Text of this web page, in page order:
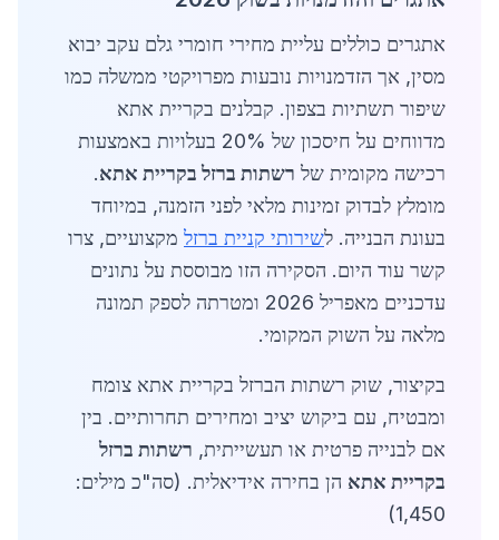
אתגרים כוללים עליית מחירי חומרי גלם עקב יבוא
מסין, אך הזדמנויות נובעות מפרויקטי ממשלה כמו
שיפור תשתיות בצפון. קבלנים בקריית אתא
מדווחים על חיסכון של 20% בעלויות באמצעות
רכישה מקומית של רשתות ברזל בקריית אתא.
מומלץ לבדוק זמינות מלאי לפני הזמנה, במיוחד
בעונת הבנייה. לשירותי קניית ברזל מקצועיים, צרו
קשר עוד היום. הסקירה הזו מבוססת על נתונים
עדכניים מאפריל 2026 ומטרתה לספק תמונה
מלאה על השוק המקומי.
בקיצור, שוק רשתות הברזל בקריית אתא צומח
ומבטיח, עם ביקוש יציב ומחירים תחרותיים. בין
אם לבנייה פרטית או תעשייתית, רשתות ברזל
בקריית אתא הן בחירה אידיאלית. (סה"כ מילים:
1,450)